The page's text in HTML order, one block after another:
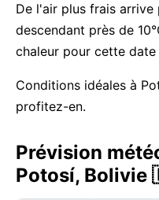
De l'air plus frais arrive
descendant près de
chaleur pour cette date
Conditions idéales à
profitez-en.
Prévision
Potosí,